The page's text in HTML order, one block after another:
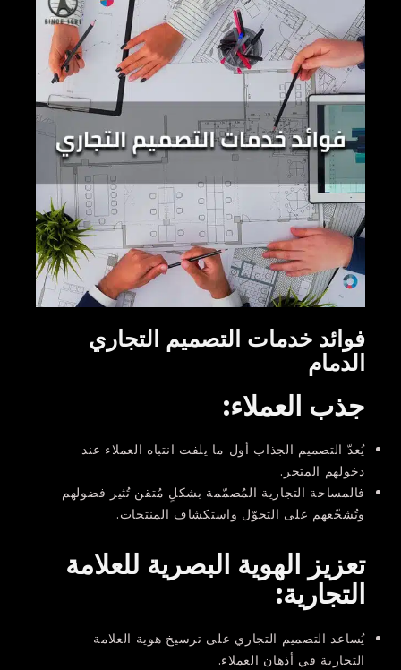
فوائد خدمات التصميم التجاري
الدمام
جذب العملاء:
يُعدّ التصميم الجذاب أول ما يلفت انتباه العملاء عند
دخولهم المتجر.
فالمساحة التجارية المُصمّمة بشكلٍ مُتقن تُثير فضولهم
وتُشجّعهم على التجوّل واستكشاف المنتجات.
تعزيز الهوية البصرية للعلامة
التجارية:
يُساعد التصميم التجاري على ترسيخ هوية العلامة
التجارية في أذهان العملاء.